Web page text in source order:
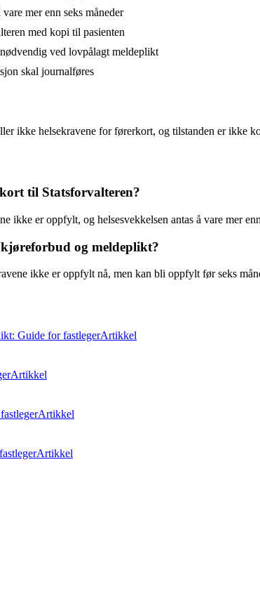
mer enn seks måneder
med kopi til pasienten
ved lovpålagt meldeplikt
skal journalføres
ikke helsekravene for førerkort, og tilstanden er ikke
til Statsforvalteren?
ikke er oppfylt, og helsesvekkelsen antas å vare mer
og meldeplikt?
ikke er oppfylt nå, men kan bli oppfylt før seks
Guide for fastlegerArtikkel
Artikkel
Artikkel
Artikkel